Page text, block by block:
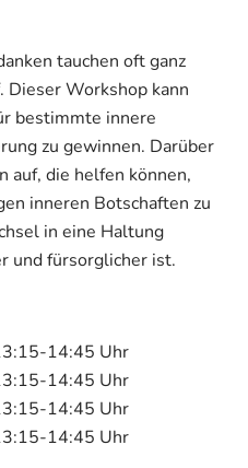
tauchen oft ganz
Workshop kann
bestimmte innere
zu gewinnen. Darüber
auf, die helfen können,
inneren Botschaften zu
in eine Haltung
und fürsorglicher ist.
14:45 Uhr
14:45 Uhr
14:45 Uhr
14:45 Uhr